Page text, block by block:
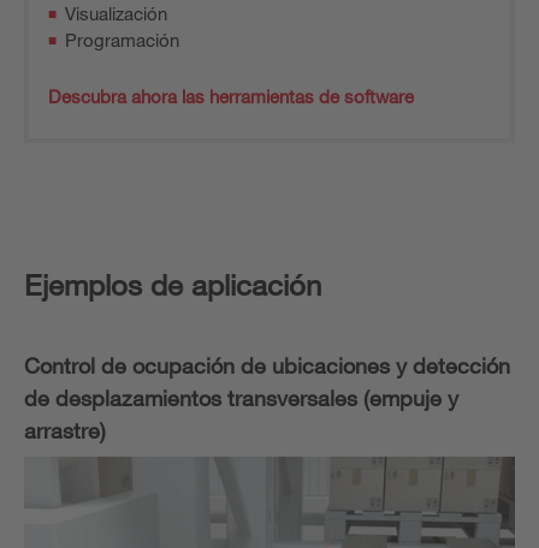
Visualización
Programación
Descubra ahora las herramientas de software
Ejemplos de aplicación
Control de ocupación de ubicaciones y detección
de desplazamientos transversales (empuje y
arrastre)